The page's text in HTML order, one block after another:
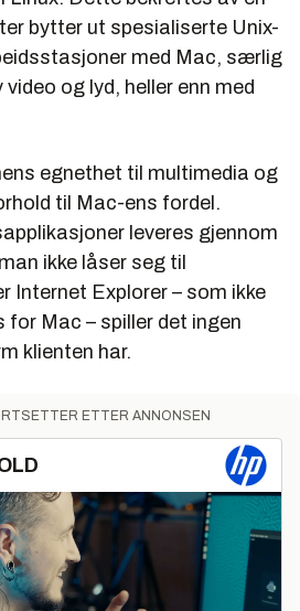
bytter ut spesialiserte Unix-
med Mac, særlig
og lyd, heller enn med
egnethet til multimedia og
til Mac-ens fordel.
leveres gjennom
ikke låser seg til
Internet Explorer – som ikke
for Mac – spiller det ingen
klienten har.
ETTER ANNONSEN